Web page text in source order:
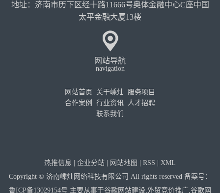
地址：济南市历下区经十路11666号奥体金融中心C座中国
太平金融大厦13楼
网站导航
navigation
网站首页 关于嵊灿
服务项目
合作案例
行业资讯 人才招聘
联系我们
热推信息 企业分站 网站地图 RSS
XML
Copyright © 济南嵊灿网络科技有限公司 All rights reserved 备案号：
鲁ICP备13029154号 主要从事于谷歌网站建设,外贸竞价推广,谷歌网